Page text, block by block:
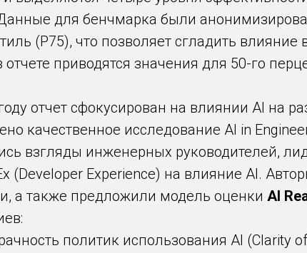
для бенчмарка были
(P75), что позволяет сгладить
отчете приводятся значения для 50-го
отчет сфокусирован на влиянии AI на
качественное исследование AI in
взгляды инженерных руководителей,
(Developer Experience) на влияние AI.
а также предложили модель оценки AI
политик использования AI (Clarity